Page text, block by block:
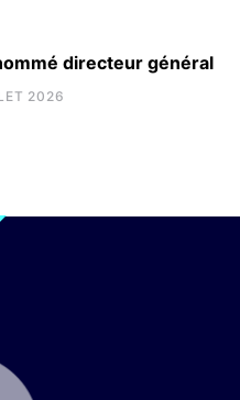
directeur général
2026